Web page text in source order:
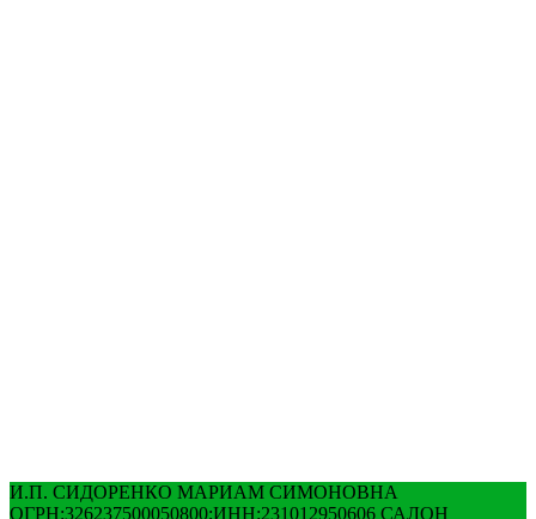
И.П. СИДОРЕНКО МАРИАМ СИМОНОВНА
ОГРН:326237500050800;ИНН:231012950606 САЛОН